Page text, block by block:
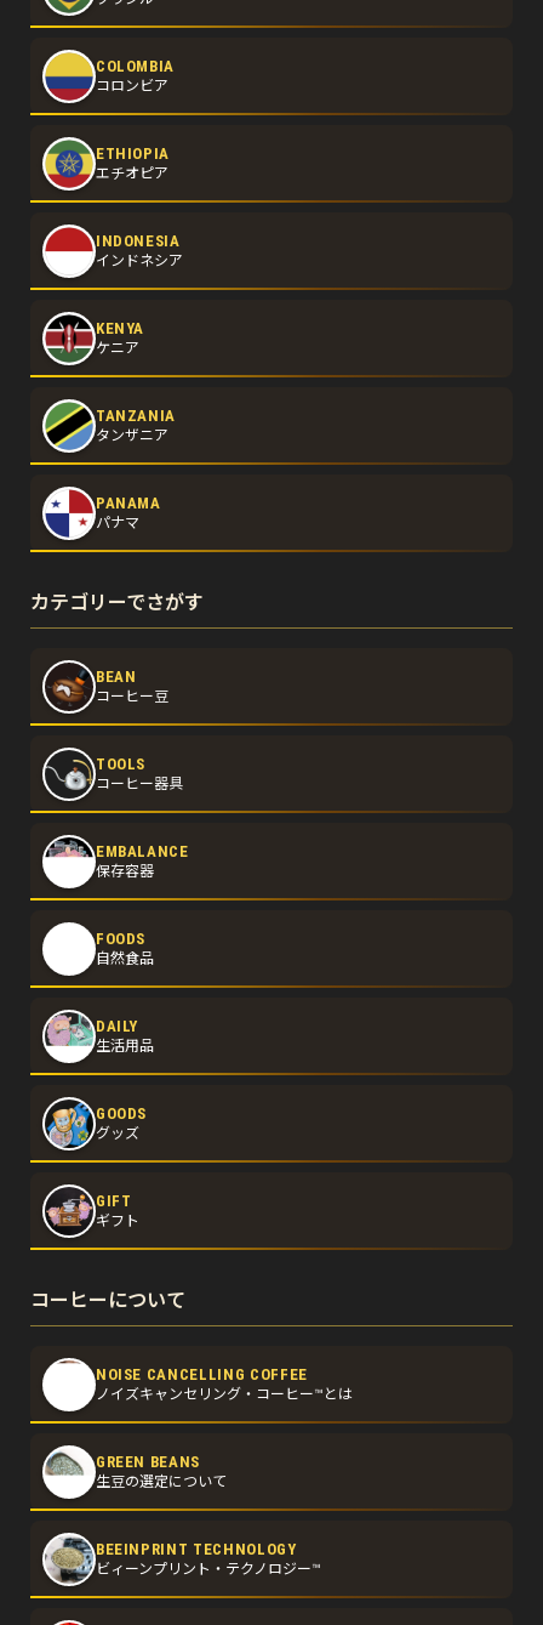
COLOMBIA
コロンビア
ETHIOPIA
エチオピア
INDONESIA
インドネシア
KENYA
ケニア
TANZANIA
タンザニア
PANAMA
パナマ
カテゴリーでさがす
BEAN
コーヒー豆
TOOLS
コーヒー器具
EMBALANCE
保存容器
FOODS
自然食品
DAILY
生活用品
GOODS
グッズ
GIFT
ギフト
コーヒーについて
NOISE CANCELLING COFFEE
ノイズキャンセリング・コーヒー™とは
GREEN BEANS
生豆の選定について
BEEINPRINT TECHNOLOGY
ビィーンプリント・テクノロジー™